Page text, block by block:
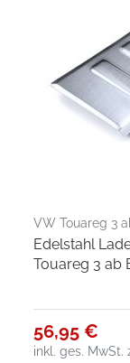
VW Touareg 3
Edelstahl
Touareg 3 ab
56,95 €
inkl. ges. MwSt.